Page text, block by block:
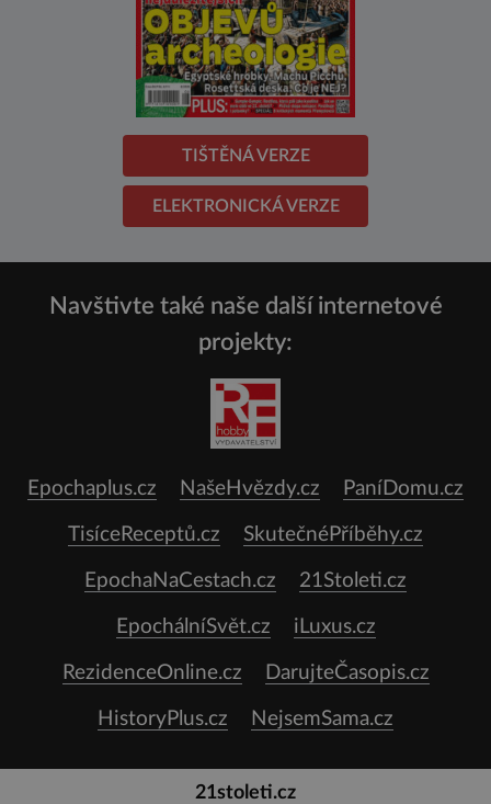
TIŠTĚNÁ VERZE
ELEKTRONICKÁ VERZE
Navštivte také naše další internetové
projekty:
Epochaplus.cz NašeHvězdy.cz PaníDomu.cz
TisíceReceptů.cz SkutečnéPříběhy.cz
EpochaNaCestach.cz 21Stoleti.cz
EpochálníSvět.cz iLuxus.cz
RezidenceOnline.cz DarujteČasopis.cz
HistoryPlus.cz NejsemSama.cz
21stoleti.cz